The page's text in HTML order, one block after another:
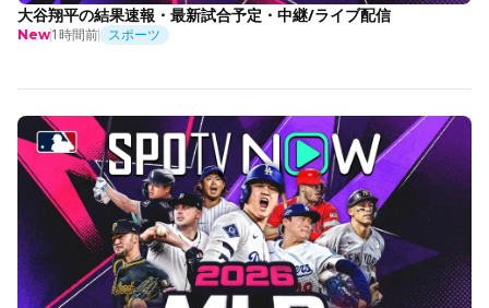
大谷翔平の結果速報・最新試合予定・中継/ライブ配信
New1時間前 スポーツ